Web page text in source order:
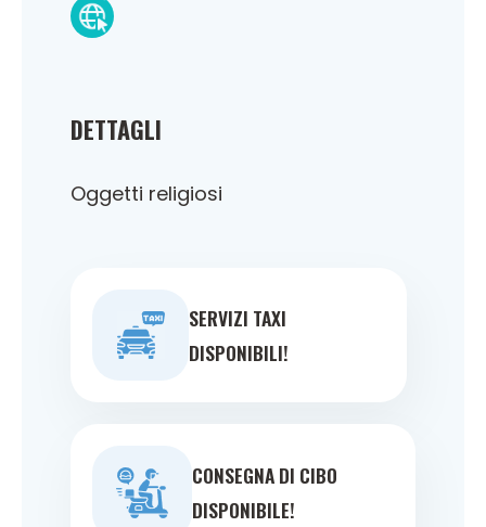
DETTAGLI
Oggetti religiosi
SERVIZI TAXI
DISPONIBILI!
CONSEGNA DI CIBO
DISPONIBILE!